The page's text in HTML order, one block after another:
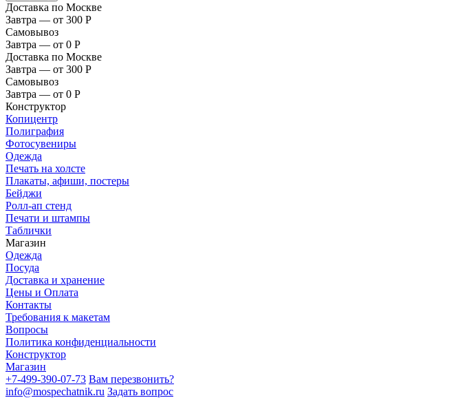
Доставка по Москве
Завтра — от 300 Р
Самовывоз
Завтра — от 0 Р
Доставка по Москве
Завтра — от 300 Р
Самовывоз
Завтра — от 0 Р
Конструктор
Копицентр
Полиграфия
Фотосувениры
Одежда
Печать на холсте
Плакаты, афиши, постеры
Бейджи
Ролл-ап стенд
Печати и штампы
Таблички
Магазин
Одежда
Посуда
Доставка и хранение
Цены и Оплата
Контакты
Требования к макетам
Вопросы
Политика конфиденциальности
Конструктор
Магазин
+7-499-390-07-73 Вам перезвонить?
info@mospechatnik.ru Задать вопрос